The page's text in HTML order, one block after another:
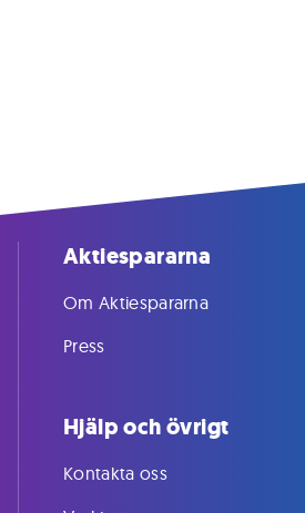
Aktiespararna
Om Aktiespararna
Press
Hjälp och övrigt
Kontakta oss